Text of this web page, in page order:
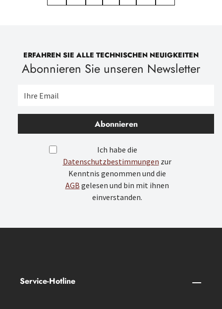
ERFAHREN SIE ALLE TECHNISCHEN NEUIGKEITEN
Abonnieren Sie unseren Newsletter
Abonnieren
Ich habe die
Datenschutzbestimmungen zur
Kenntnis genommen und die
AGB gelesen und bin mit ihnen
einverstanden.
Service-Hotline